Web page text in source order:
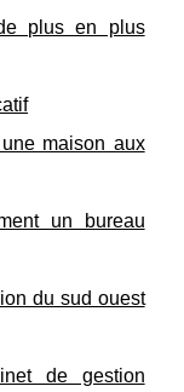
plus en plus
maison aux
un bureau
du sud ouest
de gestion